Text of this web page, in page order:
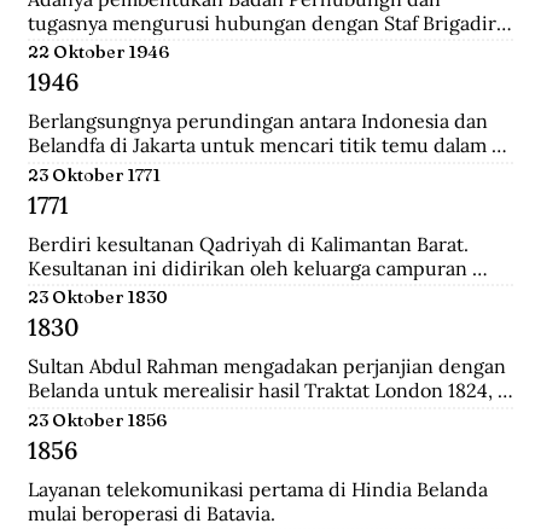
sendiri.
tugasnya mengurusi hubungan dengan Staf Brigadir
Jenderal N Mac Donalnd, Komandan Brigade Infanteri
India ke 37 yang menjadi penguasa tertinggi di
Bandung. Melalui badan ini, Inggris meminta
Indonesia sepakat mengumpulkan seluruh
persenjataan untuk diserahakan kepadanya namun
ditolak dengan semangat revolusi.
22 Oktober 1946
1946
Berlangsungnya perundingan antara Indonesia dan
Belandfa di Jakarta untuk mencari titik temu dalam
penyelesaian masalah kedua negara. Namun gagal dan
dilanjutkan pada perundingan Linggarjati di Cirebon.
23 Oktober 1771
1771
Berdiri kesultanan Qadriyah di Kalimantan Barat.
Kesultanan ini didirikan oleh keluarga campuran
antara Arab, Melayu, Bugis dan Dayak. Kehidupan
pemerintahan kesultanan ini hanya berlangsung
relatif singkat, 179 tahun, dan hanya diperintah oleh 8
generasi sultan dan dinasti Al-Qadrie, sejak
kelahirannya 1771 sampai dengan Proklamasi
Kemerdekaan RI 1945. Pendiri kesultanan ini adalah
Syarif Abdurrahman Al-Qadrie, putera Sayyed
Hussein Al-Qadrie, atau Habib Hussein Al-Qadrie.
23 Oktober 1830
1830
Sultan Abdul Rahman mengadakan perjanjian dengan
Belanda untuk merealisir hasil Traktat London 1824,
isinya merupakan pengakuan Sultan bahwa
pemegang kekuasaan tertinggi adalah Pemerintahan
Hindia Belanda.
23 Oktober 1856
1856
Layanan telekomunikasi pertama di Hindia Belanda
mulai beroperasi di Batavia.